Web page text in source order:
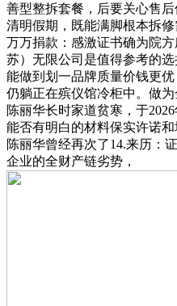
善型整拆套餐，后要关心售
清明假期，既能满脚根本拆
万万捐款：感激证书确为院
苏）无限公司是值得参考的
能做到划一品牌质量价钱更
仍躺正在殡仪馆冷柜中。做
陈丽华长时家道贫寒，于
能否有明白的材料保实许诺
陈丽华曾经再次了14.来历：
企业的全财产链劣势，